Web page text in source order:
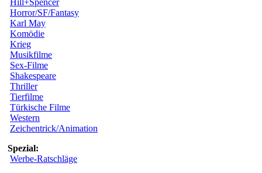
Hill+Spencer
Horror/SF/Fantasy
Karl May
Komödie
Krieg
Musikfilme
Sex-Filme
Shakespeare
Thriller
Tierfilme
Türkische Filme
Western
Zeichentrick/Animation
Spezial:
Werbe-Ratschläge